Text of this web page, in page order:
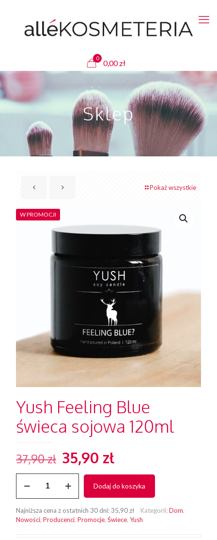
0
0,00zł
Sklep
Pokaż wszystkie
W PROMOCJI
Yush Feeling Blue
świeca sojowa 120ml
37,90zł Pierwotna
cena
wynosiła:
37,90 zł.
35,90 złAktualna
cena
wynosi:
35,90 zł.
Yush
świeca
sojowa
Dodaj do koszyka
Najniższa cena z ostatnich 30 dni: 35,90zł Kategorii:Dom,
Nowości, Producenci, Promocje, Świece, Yush